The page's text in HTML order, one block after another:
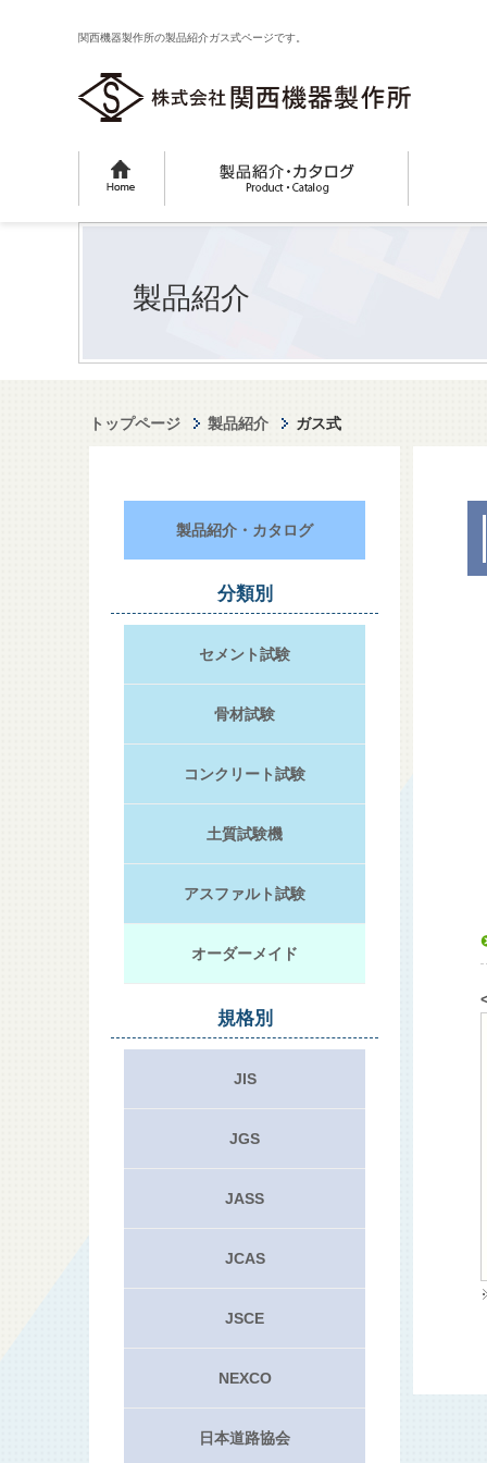
関西機器製作所の製品紹介ガス式ページです。
製品紹介
トップページ 製品紹介 ガス式
製品紹介・カタログ
分類別
セメント試験
骨材試験
コンクリート試験
土質試験機
アスファルト試験
オーダーメイド
規格別
JIS
JGS
JASS
JCAS
JSCE
NEXCO
日本道路協会